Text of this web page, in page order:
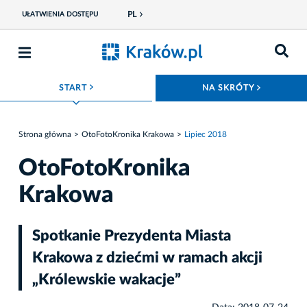
UŁATWIENIA DOSTĘPU PL
START ROZWIŃ MENU NA SKRÓTY
Strona główna OtoFotoKronika Krakowa Lipiec 2018
OtoFotoKronika
Krakowa
Spotkanie Prezydenta Miasta
Krakowa z dziećmi w ramach akcji
„Królewskie wakacje”